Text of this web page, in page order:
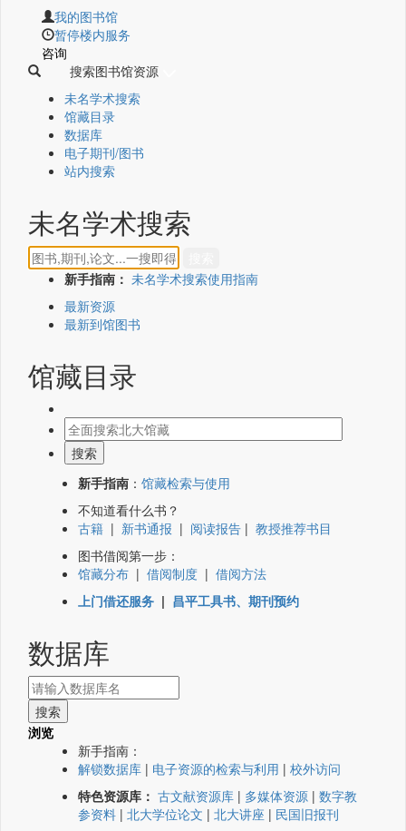
我的图书馆
暂停楼内服务
咨询
搜索图书馆资源
未名学术搜索
馆藏目录
数据库
电子期刊/图书
站内搜索
未名学术搜索
新手指南： 未名学术搜索使用指南
最新资源
最新到馆图书
馆藏目录
新手指南 ： 馆藏检索与使用
不知道看什么书？
古籍 | 新书通报 | 阅读报告 | 教授推荐书目
图书借阅第一步：
馆藏分布 | 借阅制度 | 借阅方法
上门借还服务 | 昌平工具书、期刊预约
数据库
浏览
新手指南：
解锁数据库 | 电子资源的检索与利用 | 校外访问
特色资源库： 古文献资源库 | 多媒体资源 | 数字教
参资料 | 北大学位论文 | 北大讲座 | 民国旧报刊